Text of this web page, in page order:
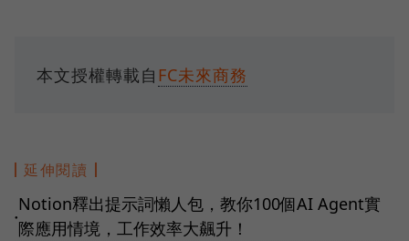
本文授權轉載自 FC未來商務
延伸閱讀
●
Notion釋出提示詞懶人包，教你100個AI Agent實
際應用情境，工作效率大飆升！